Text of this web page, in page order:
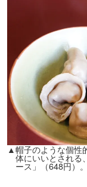
▲帽子のような個性
体にいいとされる
ース」（648円）。